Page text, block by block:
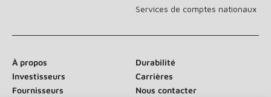
Services de comptes nationaux
À propos
Durabilité
Investisseurs
Carrières
Fournisseurs
Nous contacter